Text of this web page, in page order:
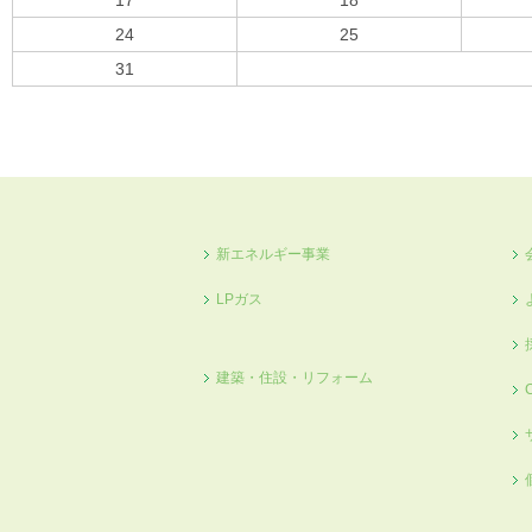
24
25
31
新エネルギー事業
LPガス
建築・住設・リフォーム